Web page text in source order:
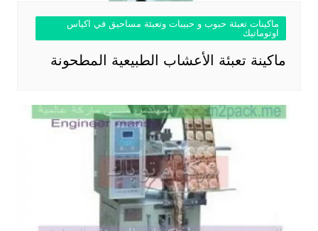
ماكينات تعبئة حبوب و حبيبات وتعبئة مساحيق في اكياس
اوتوماتيك
ماكينة تعبئة الأعشاب الطبيعية المطحونة